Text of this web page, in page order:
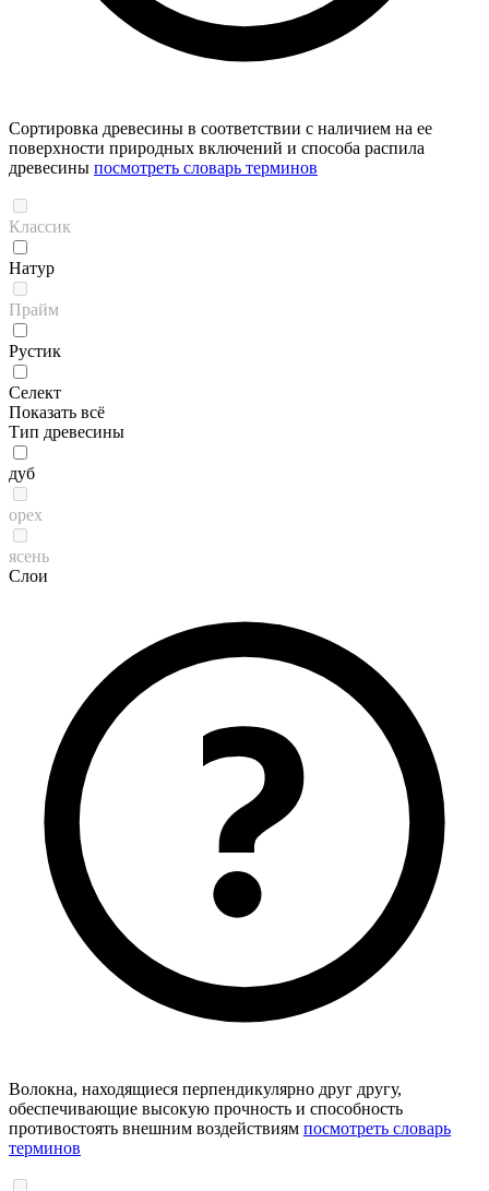
Сортировка древесины в соответствии с наличием на ее
поверхности природных включений и способа распила
древесины посмотреть словарь терминов
Классик
Натур
Прайм
Рустик
Селект
Показать всё
Тип древесины
дуб
орех
ясень
Слои
Волокна, находящиеся перпендикулярно друг другу,
обеспечивающие высокую прочность и способность
противостоять внешним воздействиям посмотреть словарь
терминов